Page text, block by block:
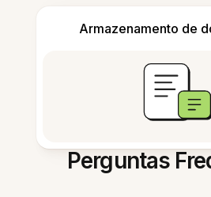
Armazenamento de
Perguntas